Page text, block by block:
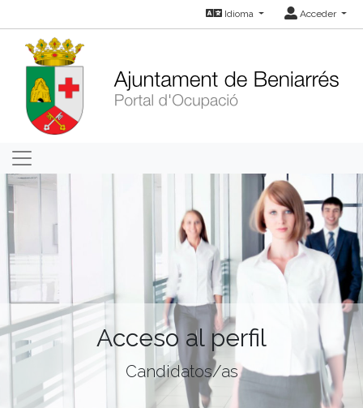
Idioma Acceder
Acceso al perfil
Candidatos/as